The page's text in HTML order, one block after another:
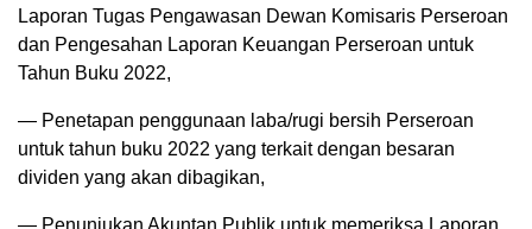
Laporan Tugas Pengawasan Dewan Komisaris Perseroan
dan Pengesahan Laporan Keuangan Perseroan untuk
Tahun Buku 2022,
— Penetapan penggunaan laba/rugi bersih Perseroan
untuk tahun buku 2022 yang terkait dengan besaran
dividen yang akan dibagikan,